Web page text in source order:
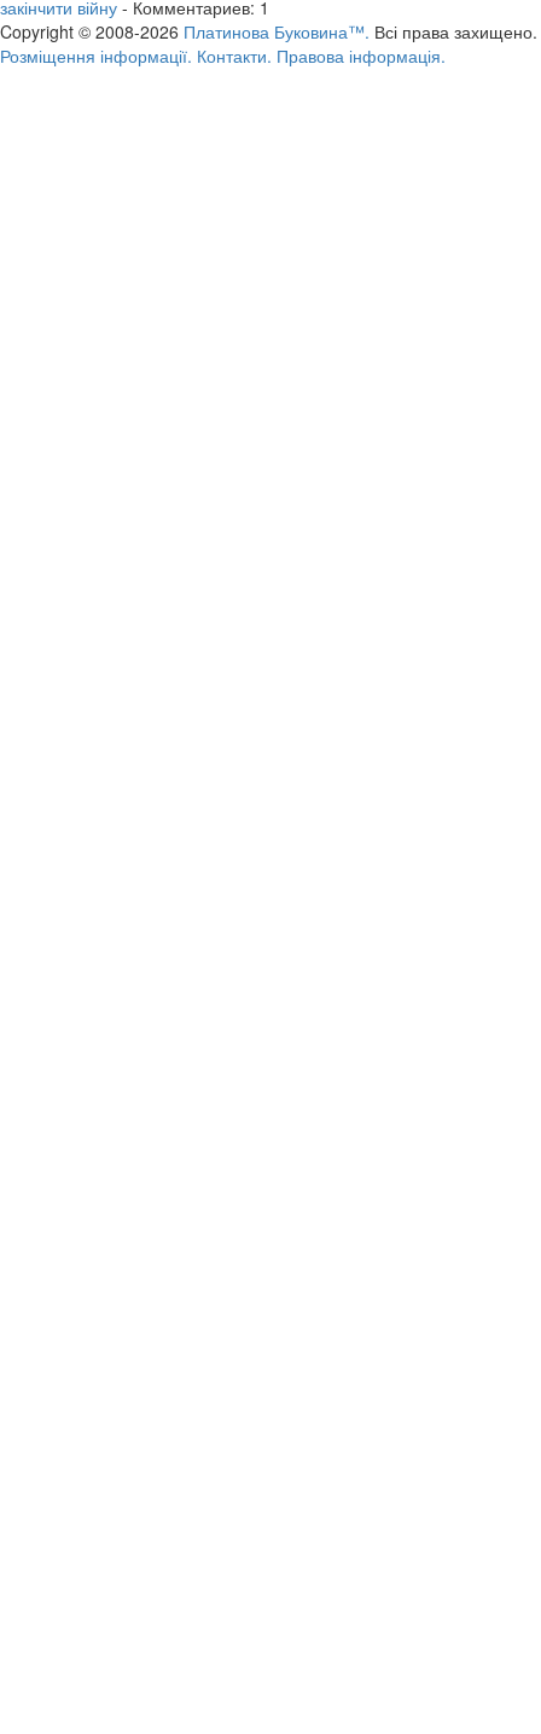
закінчити війну - Комментариев: 1
Copyright © 2008-2026 Платинова Буковина™. Всі права захищено.
Розміщення інформації. Контакти. Правова інформація.